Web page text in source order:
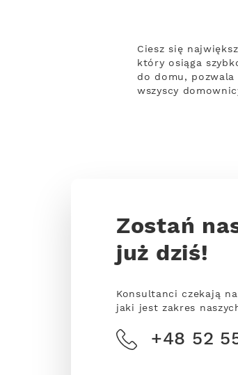
Ciesz się
który osiąga
do domu,
wszyscy
Zostań
już dziś!
Konsultanci czekają
jaki jest zakres
+48 52